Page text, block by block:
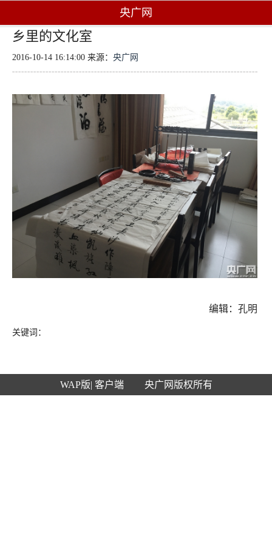
央广网
乡里的文化室
2016-10-14 16:14:00 来源： 央广网
编辑：孔明
关键词：
WAP版| 客户端 央广网版权所有